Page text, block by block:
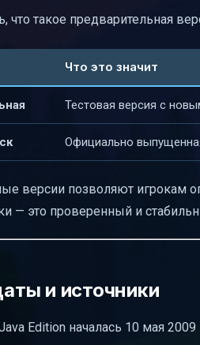
что такое предварительная
Что это значит
Тестовая версия с
Официально
версии позволяют игрокам
— это проверенный и
и источники
Edition началась 10 мая 2009